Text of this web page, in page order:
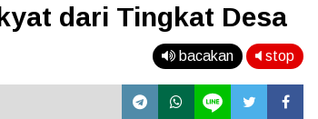
dari Tingkat Desa
bacakan stop